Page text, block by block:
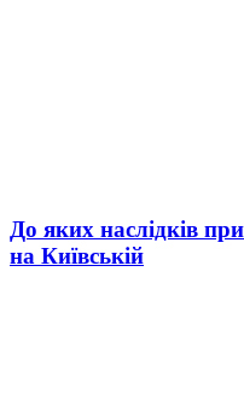
До яких наслідків
на Київській